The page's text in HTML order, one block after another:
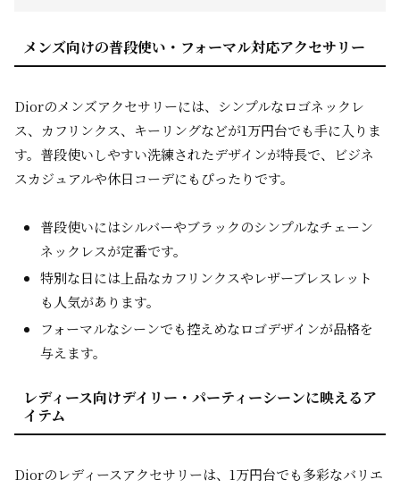
メンズ向けの普段使い・フォーマル対応アクセサリー
Diorのメンズアクセサリーには、シンプルなロゴネックレ
ス、カフリンクス、キーリングなどが1万円台でも手に入りま
す。普段使いしやすい洗練されたデザインが特長で、ビジネ
スカジュアルや休日コーデにもぴったりです。
普段使いにはシルバーやブラックのシンプルなチェーン
ネックレスが定番です。
特別な日には上品なカフリンクスやレザーブレスレット
も人気があります。
フォーマルなシーンでも控えめなロゴデザインが品格を
与えます。
レディース向けデイリー・パーティーシーンに映えるア
イテム
Diorのレディースアクセサリーは、1万円台でも多彩なバリエ